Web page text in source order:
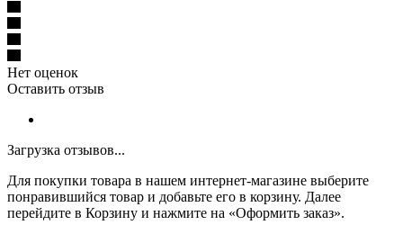
Нет оценок
Оставить отзыв
Загрузка отзывов...
Для покупки товара в нашем интернет-магазине выберите
понравившийся товар и добавьте его в корзину. Далее
перейдите в Корзину и нажмите на «Оформить заказ».